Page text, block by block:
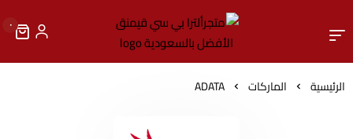
متجرألترا بي سي قيمنق
٠
الرئيسية الماركات ADATA